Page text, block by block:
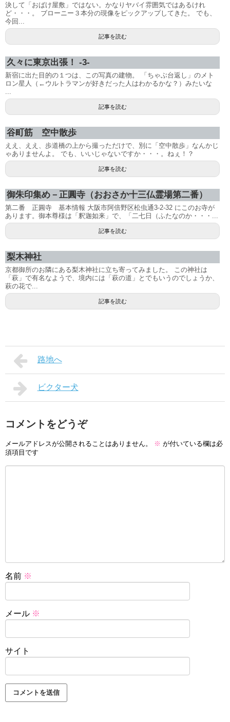
決して「おばけ屋敷」ではない。かなりヤバイ雰囲気ではあるけれ
ど・・・。 ブローニー３本分の現像をピックアップしてきた。 でも、
今回...
記事を読む
久々に東京出張！ -3-
新宿に出た目的の１つは、この写真の建物。 「ちゃぶ台返し」のメト
ロン星人（←ウルトラマンが好きだった人はわかるかな？）みたいな
記事を読む
谷町筋 空中散歩
ええ、ええ、歩道橋の上から撮っただけで、別に「空中散歩」なんかじ
ゃありませんよ。 でも、いいじゃないですか・・・。ねぇ！？
記事を読む
御朱印集め－正圓寺（おおさか十三仏霊場第二番）
第二番 正圓寺 基本情報 大阪市阿倍野区松虫通3-2-32 にこのお寺が
あります。御本尊様は「釈迦如来」で、「二七日（ふたなのか・・・...
記事を読む
梨木神社
京都御所のお隣にある梨木神社に立ち寄ってみました。 この神社は
「萩」で有名なようで、境内には「萩の道」とでもいうのでしょうか、
萩の花で...
記事を読む
路地へ
ビクター犬
コメントをどうぞ
メールアドレスが公開されることはありません。 ※ が付いている欄は必
須項目です
名前 ※
メール ※
サイト